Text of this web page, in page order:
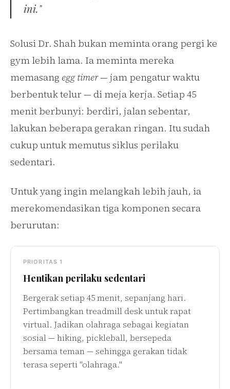
ini."
Solusi Dr. Shah bukan meminta orang pergi ke
gym lebih lama. Ia meminta mereka
memasang egg timer— jam pengatur waktu
berbentuk telur — di meja kerja. Setiap 45
menit berbunyi: berdiri, jalan sebentar,
lakukan beberapa gerakan ringan. Itu sudah
cukup untuk memutus siklus perilaku
sedentari.
Untuk yang ingin melangkah lebih jauh, ia
merekomendasikan tiga komponen secara
berurutan:
PRIORITAS 1
Hentikan perilaku sedentari
Bergerak setiap 45 menit, sepanjang hari.
Pertimbangkan treadmill desk untuk rapat
virtual. Jadikan olahraga sebagai kegiatan
sosial — hiking, pickleball, bersepeda
bersama teman — sehingga gerakan tidak
terasa seperti "olahraga."